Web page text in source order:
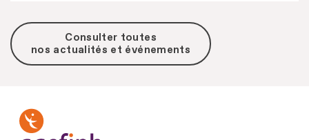
Consulter toutes
nos actualités et événements